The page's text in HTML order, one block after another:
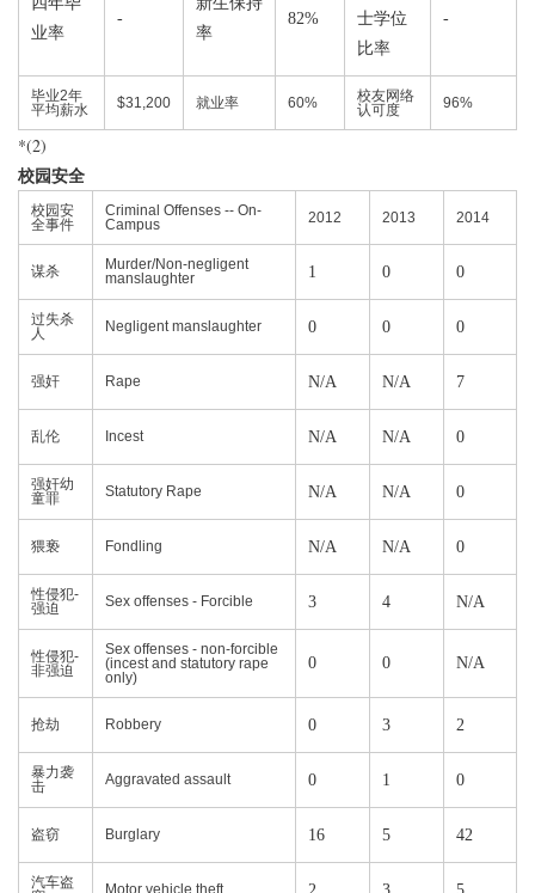
业率
-
率
82%
士学位
比率
-
毕业2年
平均薪水
$31,200 就业率 60%
校友网络
认可度
96%
*(2)
校园安全
校园安
全事件
Criminal Offenses -- On-
Campus
2012 2013 2014
谋杀
Murder/Non-negligent
manslaughter
1 0 0
过失杀
人
Negligent manslaughter 0 0 0
强奸 Rape N/A N/A 7
乱伦 Incest N/A N/A 0
强奸幼
童罪
Statutory Rape N/A N/A 0
猥亵 Fondling N/A N/A 0
性侵犯-
强迫
Sex offenses - Forcible 3 4 N/A
性侵犯-
非强迫
Sex offenses - non-forcible
(incest and statutory rape
only)
0 0 N/A
抢劫 Robbery 0 3 2
暴力袭
击
Aggravated assault 0 1 0
盗窃 Burglary 16 5 42
汽车盗
Motor vehicle theft 2 3 5